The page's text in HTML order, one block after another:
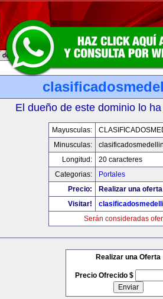
El dueño de este dominio lo
Mayusculas:
Minusculas:
Longitud:
20 caracteres
Categorias:
Portales
Precio:
Realizar una
Visitar!
Serán consideradas
Realizar una Oferta
Precio Ofrecido $